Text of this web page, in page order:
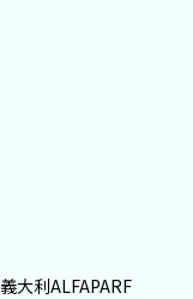
義大利ALFAPARF